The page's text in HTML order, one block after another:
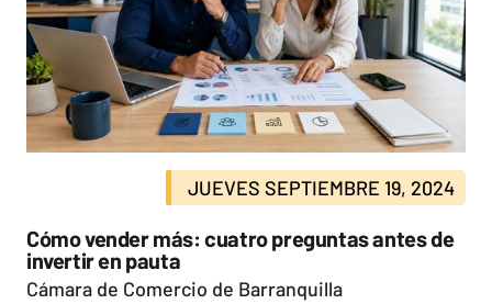
JUEVES SEPTIEMBRE 19, 2024
Cómo vender más: cuatro preguntas antes de
invertir en pauta
Cámara de Comercio de Barranquilla